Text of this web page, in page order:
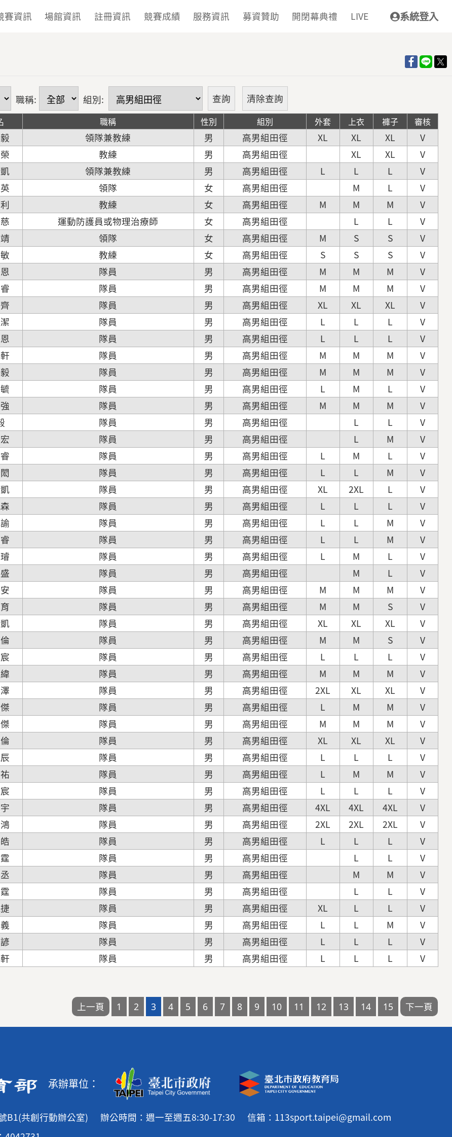
賽資訊 場館資訊 註冊資訊 競賽成績 服務資訊 募資贊助 開閉幕典禮 LIVE 系統登入
職稱: 組別:
職稱 性別 組別 外套 上衣 褲子 審核
領隊兼教練 男 高男組田徑 XL XL XL
V
教練 男 高男組田徑 XL XL
V
領隊兼教練 男 高男組田徑 L L L
V
領隊 女 高男組田徑 M L
V
教練 女 高男組田徑 M M M
V
運動防護員或物理治療師 女 高男組田徑 L L
V
領隊 女 高男組田徑 M S S
V
教練 女 高男組田徑 S S S
V
隊員 男 高男組田徑 M M M
V
隊員 男 高男組田徑 M M M
V
隊員 男 高男組田徑 XL XL XL
V
隊員 男 高男組田徑 L L L
V
隊員 男 高男組田徑 L L L
V
隊員 男 高男組田徑 M M M
V
隊員 男 高男組田徑 M M M
V
隊員 男 高男組田徑 L M L
V
隊員 男 高男組田徑 M M M
V
隊員 男 高男組田徑 L L
V
隊員 男 高男組田徑 L M
V
隊員 男 高男組田徑 L M L
V
隊員 男 高男組田徑 L L M
V
隊員 男 高男組田徑 XL 2XL L
V
隊員 男 高男組田徑 L L L
V
隊員 男 高男組田徑 L L M
V
隊員 男 高男組田徑 L L M
V
隊員 男 高男組田徑 L M L
V
隊員 男 高男組田徑 M L
V
隊員 男 高男組田徑 M M M
V
隊員 男 高男組田徑 M M S
V
隊員 男 高男組田徑 XL XL XL
V
隊員 男 高男組田徑 M M S
V
隊員 男 高男組田徑 L L L
V
隊員 男 高男組田徑 M M M
V
隊員 男 高男組田徑 2XL XL XL
V
隊員 男 高男組田徑 L M M
V
隊員 男 高男組田徑 M M M
V
隊員 男 高男組田徑 XL XL XL
V
隊員 男 高男組田徑 L L L
V
隊員 男 高男組田徑 L M M
V
隊員 男 高男組田徑 L L L
V
隊員 男 高男組田徑 4XL 4XL 4XL
V
隊員 男 高男組田徑 2XL 2XL 2XL
V
隊員 男 高男組田徑 L L L
V
隊員 男 高男組田徑 L L
V
隊員 男 高男組田徑 M M
V
隊員 男 高男組田徑 L L
V
隊員 男 高男組田徑 XL L L
V
隊員 男 高男組田徑 L L M
V
隊員 男 高男組田徑 L L L
V
隊員 男 高男組田徑 L L L V
承辦單位：
B1(共創行動辦公室) 辦公時間：週一至週五8:30-17:30
信箱：113sport.taipei@gmail.com